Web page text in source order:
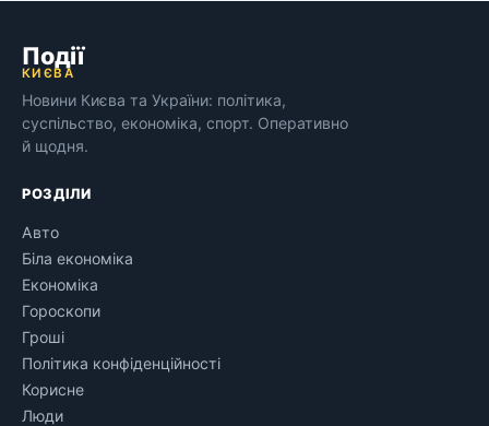
Події
КИЄВА
Новини Києва та України: політика,
суспільство, економіка, спорт. Оперативно
й щодня.
РОЗДІЛИ
Авто
Біла економіка
Економіка
Гороскопи
Гроші
Політика конфіденційності
Корисне
Люди